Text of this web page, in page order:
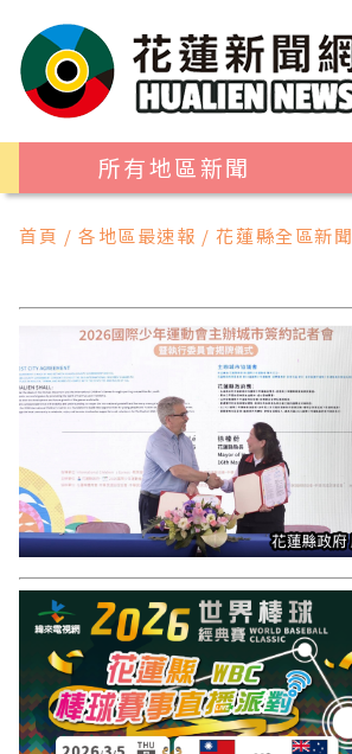
所有地區新聞
首頁 / 各地區最速報 / 花蓮縣全區新聞